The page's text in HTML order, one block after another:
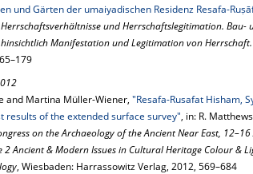
und Gärten der umaiyadischen Residenz Resafa-
Herrschaftsverhältnisse und Herrschaftslegitimation. Bau-
Manifestation und Legitimation von
and Martina Müller-Wiener, "Resafa-Rusafat Hisham,
results of the extended surface survey", in: R.
on the Archaeology of the Ancient Near East,
2 Ancient & Modern Issues in Cultural Heritage Colour &
, Wiesbaden: Harrassowitz Verlag, 2012, 569–684